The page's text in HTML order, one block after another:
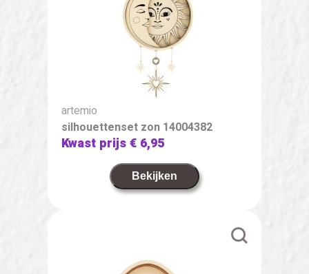
artemio
silhouettenset zon 14004382
Kwast prijs€ 6,95
Bekijken